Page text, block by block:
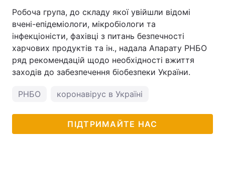
Робоча група, до складу якої увійшли відомі
вчені-епідеміологи, мікробіологи та
інфекціоністи, фахівці з питань безпечності
харчових продуктів та ін., надала Апарату РНБО
ряд рекомендацій щодо необхідності вжиття
заходів до забезпечення біобезпеки України.
РНБО коронавірус в Україні
ПІДТРИМАЙТЕ НАС